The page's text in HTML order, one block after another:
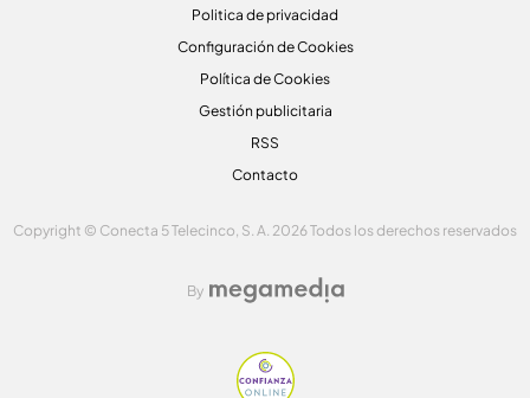
Politica de privacidad
Configuración de Cookies
Política de Cookies
Gestión publicitaria
RSS
Contacto
Copyright © Conecta 5 Telecinco, S. A. 2026 Todos los derechos reservados
By